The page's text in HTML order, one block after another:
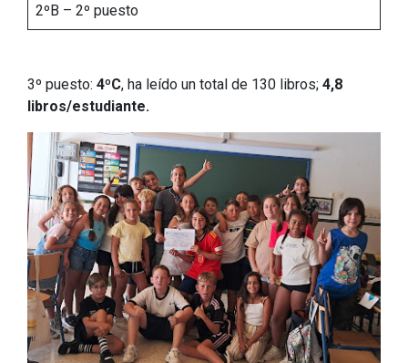
2ºB – 2º puesto
3º puesto: 4ºC, ha leído un total de 130 libros; 4,8
libros/estudiante.